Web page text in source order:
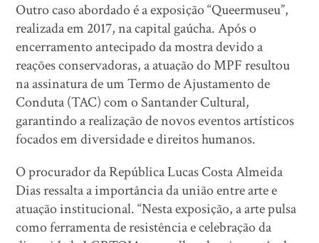
Outro caso abordado é a exposição “Queermuseu”,
realizada em 2017, na capital gaúcha. Após o
encerramento antecipado da mostra devido a
reações conservadoras, a atuação do MPF resultou
na assinatura de um Termo de Ajustamento de
Conduta (TAC) com o Santander Cultural,
garantindo a realização de novos eventos artísticos
focados em diversidade e direitos humanos.
O procurador da República Lucas Costa Almeida
Dias ressalta a importância da união entre arte e
atuação institucional. “Nesta exposição, a arte pulsa
como ferramenta de resistência e celebração da